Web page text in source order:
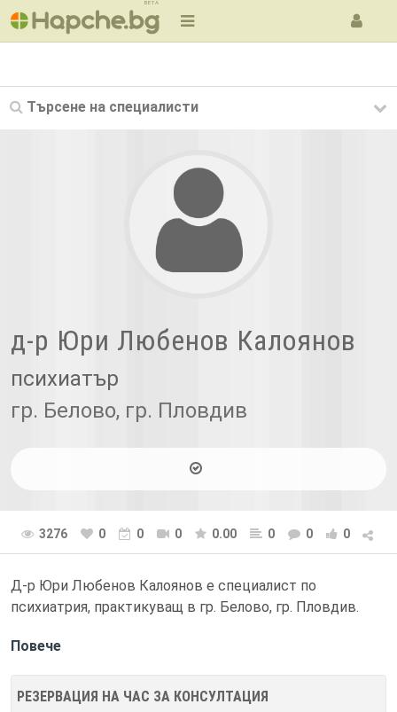
BETA
Търсене на специалисти
д-р Юри Любенов Калоянов
психиатър
гр. Белово, гр. Пловдив
3276 0 0 0 0.00 0 0 0
Д-р Юри Любенов Калоянов е специалист по
психиатрия, практикуващ в гр. Белово, гр. Пловдив.
Повече
РЕЗЕРВАЦИЯ НА ЧАС ЗА КОНСУЛТАЦИЯ